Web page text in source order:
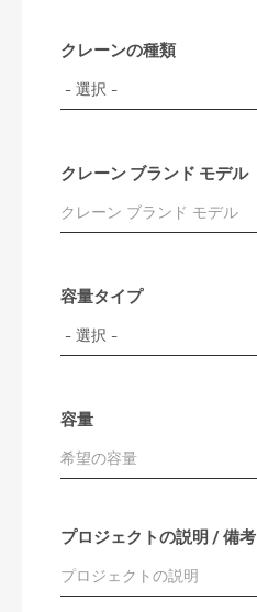
クレーンの種類
クレーン ブランド モデル
容量タイプ
容量
プロジェクトの説明 / 備考